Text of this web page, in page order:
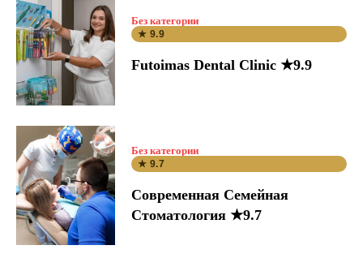
Без категории
★ 9.9
Futoimas Dental Clinic ★9.9
Без категории
★ 9.7
Современная Семейная
Стоматология ★9.7